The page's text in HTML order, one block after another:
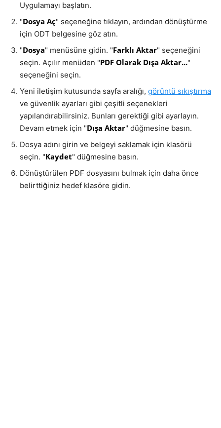
Uygulamayı başlatın.
"Dosya Aç" seçeneğine tıklayın, ardından dönüştürme
için ODT belgesine göz atın.
"Dosya" menüsüne gidin. "Farklı Aktar" seçeneğini
seçin. Açılır menüden "PDF Olarak Dışa Aktar..."
seçeneğini seçin.
Yeni iletişim kutusunda sayfa aralığı, görüntü sıkıştırma
ve güvenlik ayarları gibi çeşitli seçenekleri
yapılandırabilirsiniz. Bunları gerektiği gibi ayarlayın.
Devam etmek için "Dışa Aktar" düğmesine basın.
Dosya adını girin ve belgeyi saklamak için klasörü
seçin. "Kaydet" düğmesine basın.
Dönüştürülen PDF dosyasını bulmak için daha önce
belirttiğiniz hedef klasöre gidin.